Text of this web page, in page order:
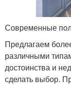
Современные
Предлагаем
различными
достоинства и
сделать выбор.